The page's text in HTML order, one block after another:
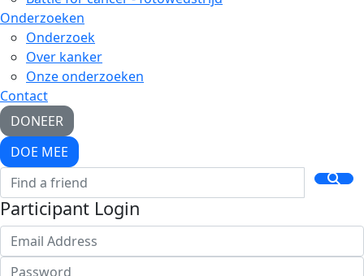
Onderzoeken
Onderzoek
Over kanker
Onze onderzoeken
Contact
DONEER
DOE MEE
Participant Login